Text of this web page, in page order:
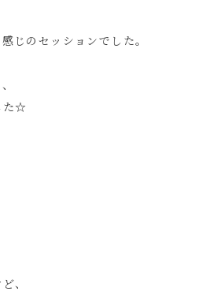
じのセッションでした。
た☆
、